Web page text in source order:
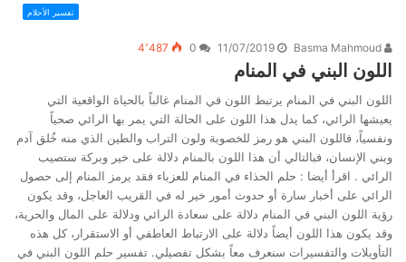
تفسير الأحلام
Basma Mahmoud
11/07/2019
0 4٬487
اللون البني في المنام
اللون البني في المنام يرتبط اللون في المنام غالباً بالحياة الواقعية التي
يعيشها الرائي، كما يدل هذا اللون على الحالة التي يمر بها الرائي صحياً
ونفسياً، فاللون البني هو رمز للخصوبة ولون التراب والطين الذي منه خُلق آدم
وبني الإنسان، فبالتالي أن هذا اللون بالمنام دلالة على خير وبركة ستصيب
الرائي . اقرأ أيضا : حلم الحذاء في المنام للعزباء فقد يرمز المنام إلى حصول
الرائي على أخبار سارة أو حدوث أمور خير له في القريب العاجل، وقد يكون
رؤية اللون البني في المنام دلالة على سعادة الرائي ودلالة على المال والحرية،
وقد يكون هذا اللون أيضاً دلالة على الارتباط العاطفي أو الاستقرار، كل هذه
التأويلات والتفسيرات سنعرف معاً بشكل تفصيلي. تفسير حلم اللون البني في